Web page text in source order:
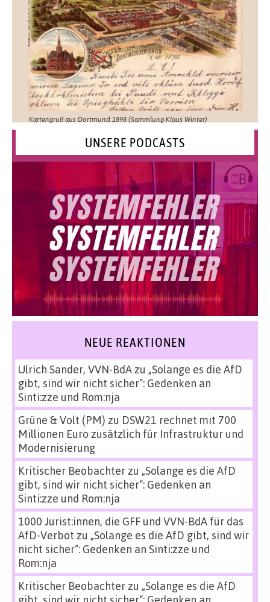
Kartengruß aus Dortmund 1898 (Sammlung Klaus Winter)
UNSERE PODCASTS
NEUE REAKTIONEN
Ulrich Sander, VVN-BdAzu „Solange es die AfD
gibt, sind wir nicht sicher“: Gedenken an
Sinti:zze und Rom:nja
Grüne & Volt (PM) zu DSW21 rechnet mit 700
Millionen Euro zusätzlich für Infrastruktur und
Modernisierung
Kritischer Beobachterzu „Solange es die AfD
gibt, sind wir nicht sicher“: Gedenken an
Sinti:zze und Rom:nja
1000 Jurist:innen, die GFF und VVN-BdA für das
AfD-Verbot zu „Solange es die AfD gibt, sind wir
nicht sicher“: Gedenken an Sinti:zze und
Rom:nja
Kritischer Beobachterzu „Solange es die AfD